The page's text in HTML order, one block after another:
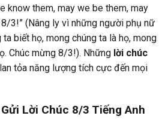
know them, may we be them, may
3!” (Nâng ly vì những người phụ nữ
biết họ, mong chúng ta là họ, mong
Chúc mừng 8/3!). Những lời chúc
tỏa năng lượng tích cực đến mọi
Lời Chúc 8/3 Tiếng Anh